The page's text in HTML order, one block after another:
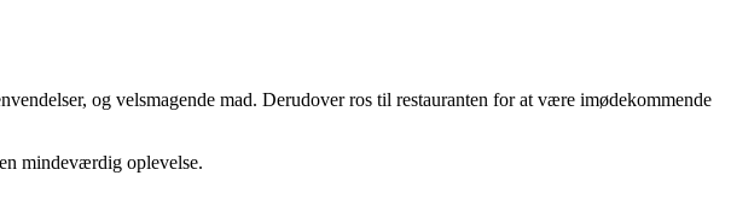
og velsmagende mad. Derudover ros til restauranten for at være imødekommende
mindeværdig oplevelse.